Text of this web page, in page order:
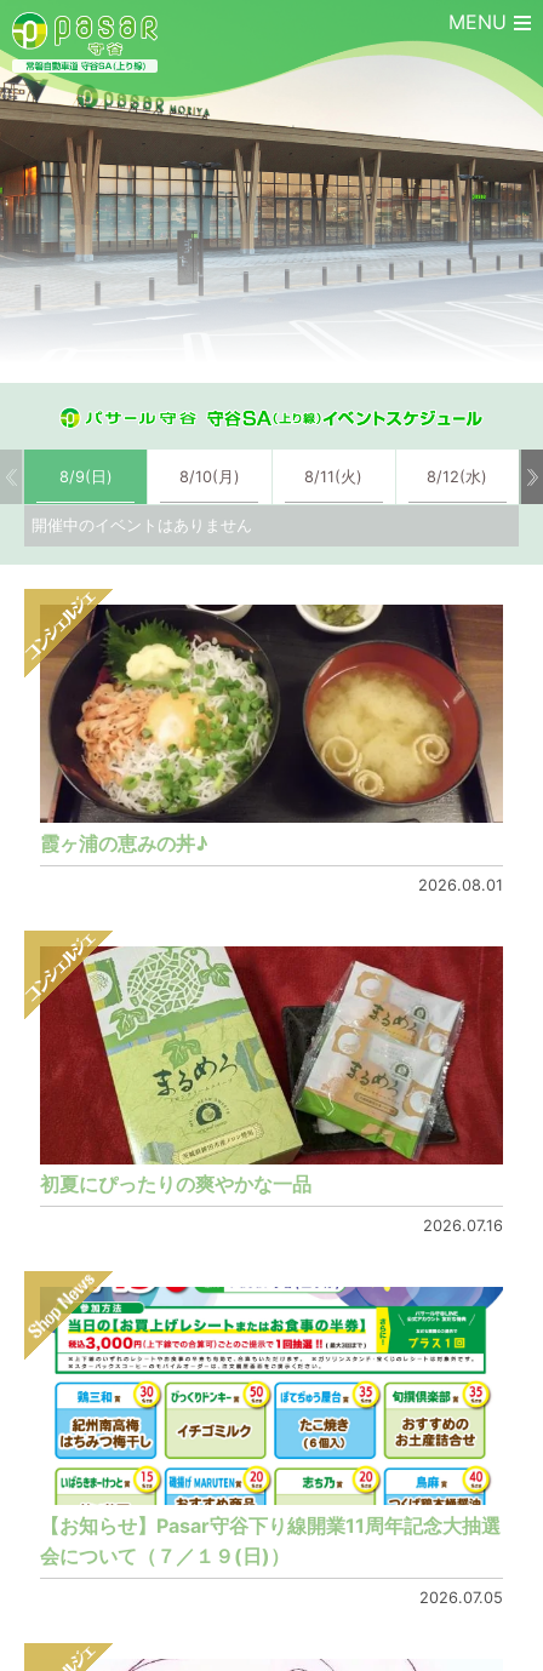
MENU
8/9(日) 8/10(月) 8/11(火) 8/12(水)
開催中のイベントはありません
霞ヶ浦の恵みの丼♪
2026.08.01
初夏にぴったりの爽やかな一品
2026.07.16
【お知らせ】Pasar守谷下り線開業11周年記念大抽選
会について（７／１９(日)）
2026.07.05